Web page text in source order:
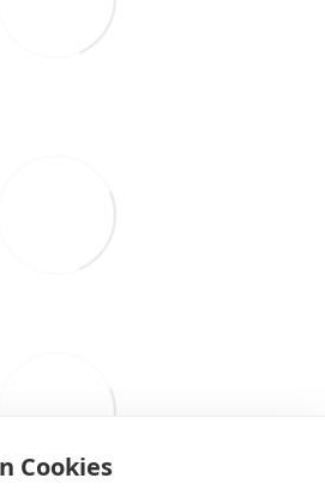
Cookies